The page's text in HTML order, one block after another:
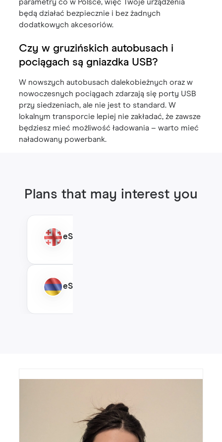
parametry co w Polsce, więc Twoje urządzenia
będą działać bezpiecznie i bez żadnych
dodatkowych akcesoriów.
Czy w gruzińskich autobusach i
pociągach są gniazdka USB?
W nowszych autobusach dalekobieżnych oraz w
nowoczesnych pociągach zdarzają się porty USB
przy siedzeniach, ale nie jest to standard. W
lokalnym transporcie lepiej nie zakładać, że zawsze
będziesz mieć możliwość ładowania – warto mieć
naładowany powerbank.
Plans that may interest you
eSIM Gruzja
eSIM Armenia